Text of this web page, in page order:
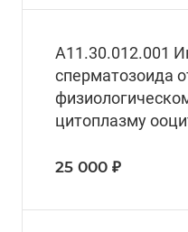
А11.30.012.001
сперматозоида
цитоплазму
25 000 ₽